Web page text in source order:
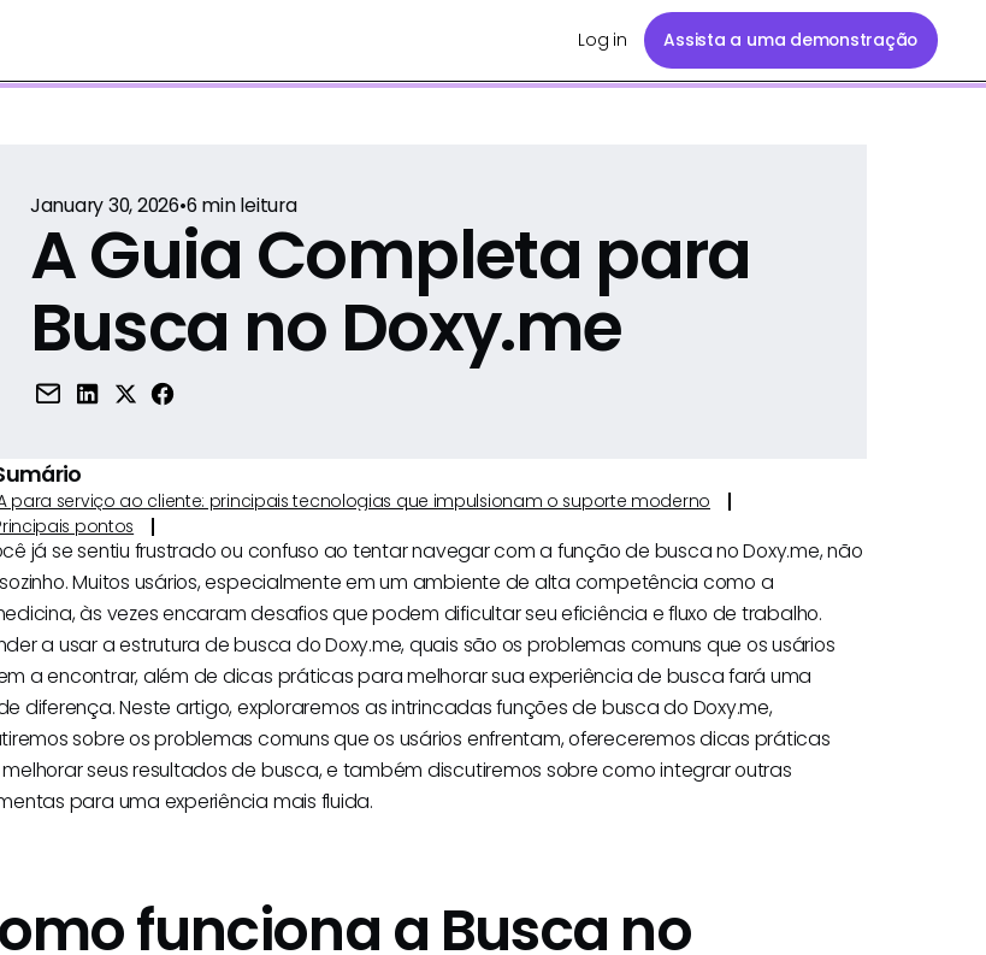
Log in Assista a uma demonstração
January 30, 2026•6 min leitura
A Guia Completa para
Busca no Doxy.me
para serviço ao cliente: principais tecnologias que impulsionam o suporte moderno
pontos
já se sentiu frustrado ou confuso ao tentar navegar com a função de busca no Doxy.me, não
Muitos usários, especialmente em um ambiente de alta competência como a
às vezes encaram desafios que podem dificultar seu eficiência e fluxo de trabalho.
a usar a estrutura de busca do Doxy.me, quais são os problemas comuns que os usários
a encontrar, além de dicas práticas para melhorar sua experiência de busca fará uma
diferença. Neste artigo, exploraremos as intrincadas funções de busca do Doxy.me,
sobre os problemas comuns que os usários enfrentam, ofereceremos dicas práticas
seus resultados de busca, e também discutiremos sobre como integrar outras
para uma experiência mais fluida.
funciona a Busca no